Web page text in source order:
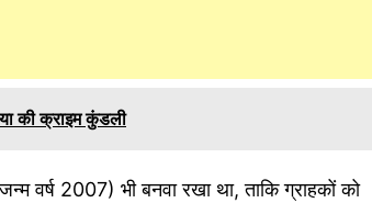
की क्राइम कुंडली
वर्ष 2007) भी बनवा रखा था, ताकि ग्राहकों को